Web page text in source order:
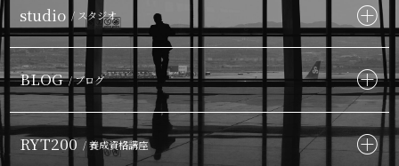
studio / スタジオ
BLOG / ブログ
RYT200 / 養成資格講座